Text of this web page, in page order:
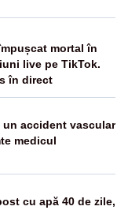
mortal în
live pe TikTok.
în direct
accident vascular
medicul
cu apă 40 de zile,